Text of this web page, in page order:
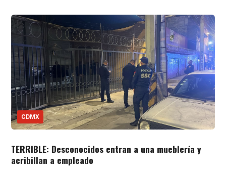
CDMX
TERRIBLE: Desconocidos entran a una mueblería y
acribillan a empleado